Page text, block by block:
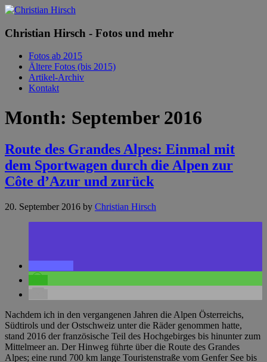
Christian Hirsch - Fotos und mehr
Fotos ab 2015
Ältere Fotos (bis 2015)
Artikel-Archiv
Kontakt
Month: September 2016
Route des Grandes Alpes: Einmal mit
dem Sportwagen durch die Alpen zur
Côte d’Azur und zurück
20. September 2016 by Christian Hirsch
Nachdem ich in den vergangenen Jahren die Alpen Österreichs,
Südtirols und der Ostschweiz unter die Räder genommen hatte,
stand 2016 der französische Teil des Hochgebirges bis hinunter zum
Mittelmeer an. Der Hinweg führte über die Route des Grandes
Alpes; eine rund 700 km lange Touristenstraße vom Genfer See bis